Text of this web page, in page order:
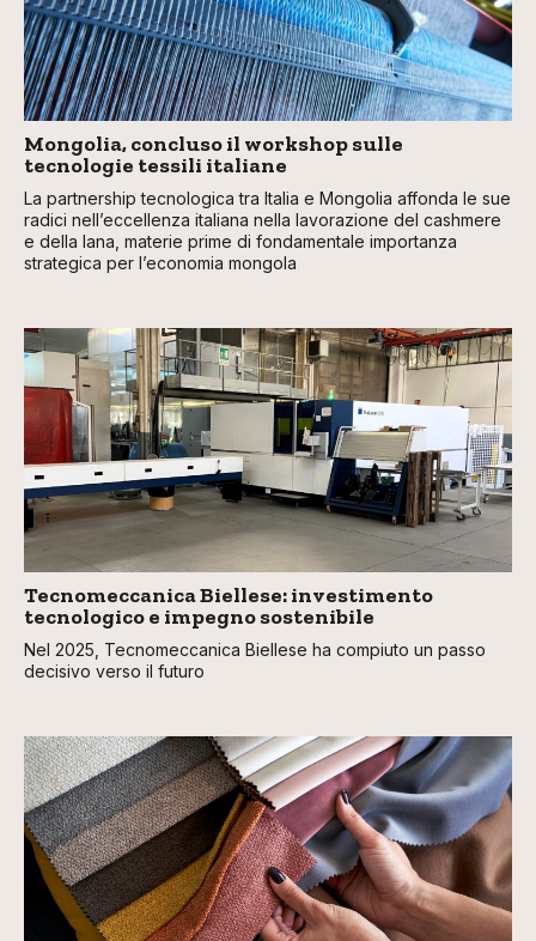
Mongolia, concluso il workshop sulle
tecnologie tessili italiane
La partnership tecnologica tra Italia e Mongolia affonda le sue
radici nell’eccellenza italiana nella lavorazione del cashmere
e della lana, materie prime di fondamentale importanza
strategica per l’economia mongola
Tecnomeccanica Biellese: investimento
tecnologico e impegno sostenibile
Nel 2025, Tecnomeccanica Biellese ha compiuto un passo
decisivo verso il futuro